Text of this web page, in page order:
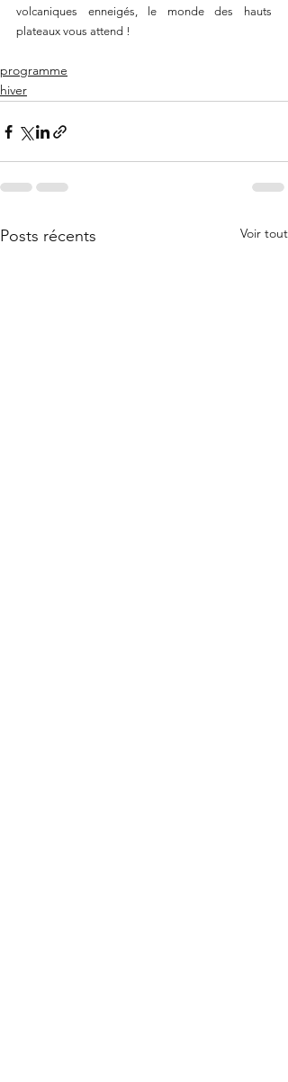
volcaniques enneigés, le monde des hauts
plateaux vous attend !
programme
hiver
Posts récents Voir tout